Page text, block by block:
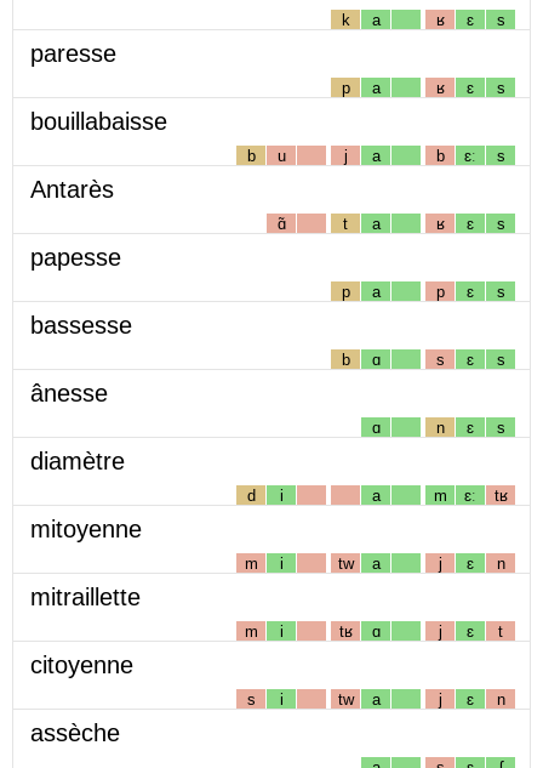
k a ʁ ɛ s
paresse
p a ʁ ɛ s
bouillabaisse
b u j a b ɛː s
Antarès
ɑ̃ t a ʁ ɛ s
papesse
p a p ɛ s
bassesse
b ɑ s ɛ s
ânesse
ɑ n ɛ s
diamètre
d i a m ɛː tʁ
mitoyenne
m i tw a j ɛ n
mitraillette
m i tʁ ɑ j ɛ t
citoyenne
s i tw a j ɛ n
assèche